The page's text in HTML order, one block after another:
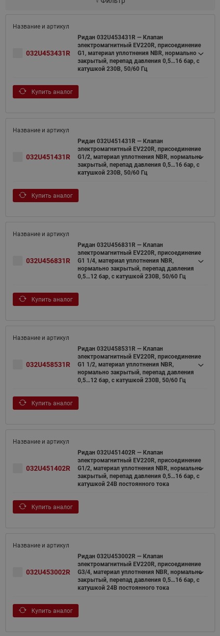
032U453431R
Ридан 032U453431R — Клапан
электромагнитный EV220R, присоединение
G1, материал уплотнения NBR, нормально
закрытый, перепад давления 0,5…16 бар, с
катушкой 230В, 50/60 Гц
Купить аналог
032U451431R
Ридан 032U451431R — Клапан
электромагнитный EV220R, присоединение
G1/2, материал уплотнения NBR, нормально
закрытый, перепад давления 0,5…16 бар, с
катушкой 230В, 50/60 Гц
Купить аналог
032U456831R
Ридан 032U456831R — Клапан
электромагнитный EV220R, присоединение
G1 1/4, материал уплотнения NBR,
нормально закрытый, перепад давления
0,5…12 бар, с катушкой 230В, 50/60 Гц
Купить аналог
032U458531R
Ридан 032U458531R — Клапан
электромагнитный EV220R, присоединение
G1 1/2, материал уплотнения NBR,
нормально закрытый, перепад давления
0,5…12 бар, с катушкой 230В, 50/60 Гц
Купить аналог
032U451402R
Ридан 032U451402R — Клапан
электромагнитный EV220R, присоединение
G1/2, материал уплотнения NBR, нормально
закрытый, перепад давления 0,5…16 бар, с
катушкой 24В постоянного тока
Купить аналог
032U453002R
Ридан 032U453002R — Клапан
электромагнитный EV220R, присоединение
G3/4, материал уплотнения NBR, нормально
закрытый, перепад давления 0,5…16 бар, с
катушкой 24В постоянного тока
Купить аналог